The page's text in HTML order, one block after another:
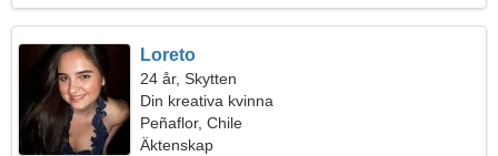
Loreto
24 år, Skytten
Din kreativa kvinna
Peñaflor, Chile
Äktenskap